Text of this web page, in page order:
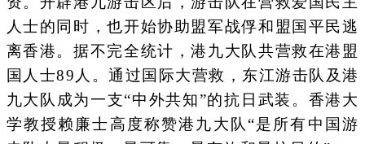
人士的同时，也开始协助盟军战俘和盟国平民逃
离香港。据不完全统计，港九大队共营救在港盟
国人士89人。通过国际大营救，东江游击队及港
九大队成为一支“中外共知”的抗日武装。香港大
学教授赖廉士高度称赞港九大队“是所有中国游